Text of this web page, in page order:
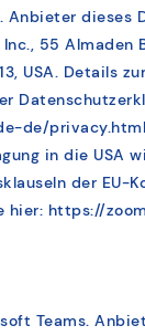
Anbieter dieses
55 Almaden
USA. Details
de/
in die USA
der EU-
hier: https://
Teams.